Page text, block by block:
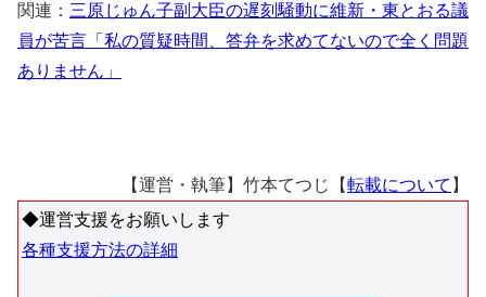
関連： 三原じゅん子副大臣の遅刻騒動に維新・東とおる議
員が苦言「私の質疑時間、答弁を求めてないので全く問題
ありません」
【運営・執筆】竹本てつじ【転載について 】
◆運営支援をお願いします
各種支援方法の詳細